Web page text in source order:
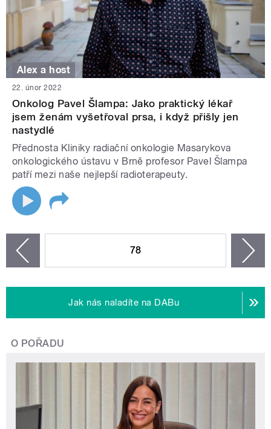
Alex a host
22. únor 2022
Onkolog Pavel Šlampa: Jako praktický lékař
jsem ženám vyšetřoval prsa, i když přišly jen
nastydlé
Přednosta Kliniky radiační onkologie Masarykova
onkologického ústavu v Brně profesor Pavel Šlampa
patří mezi naše nejlepší radioterapeuty.
78
Jak nás naladíte na DABu
O POŘADU